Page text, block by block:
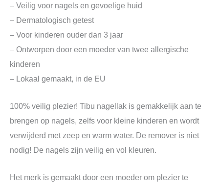
– Veilig voor nagels en gevoelige huid
– Dermatologisch getest
– Voor kinderen ouder dan 3 jaar
– Ontworpen door een moeder van twee allergische
kinderen
– Lokaal gemaakt, in de EU
100% veilig plezier! Tibu nagellak is gemakkelijk aan te
brengen op nagels, zelfs voor kleine kinderen en wordt
verwijderd met zeep en warm water. De remover is niet
nodig! De nagels zijn veilig en vol kleuren.
Het merk is gemaakt door een moeder om plezier te